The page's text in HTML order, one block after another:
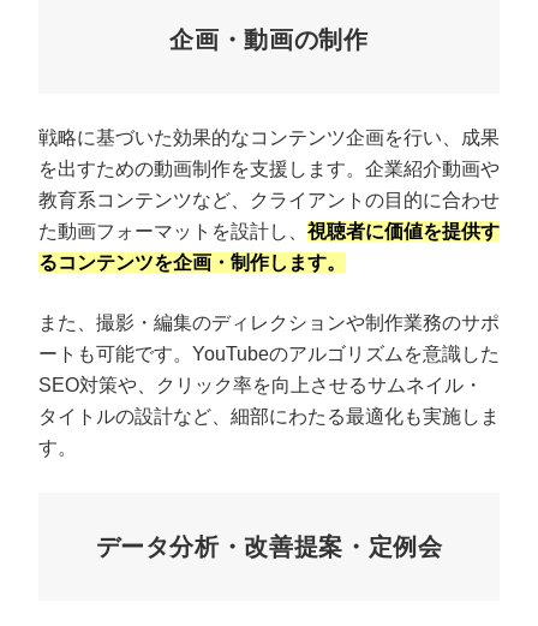
企画・動画の制作
戦略に基づいた効果的なコンテンツ企画を行い、成果
を出すための動画制作を支援します。企業紹介動画や
教育系コンテンツなど、クライアントの目的に合わせ
た動画フォーマットを設計し、 視聴者に価値を提供す
るコンテンツを企画・制作します。
また、撮影・編集のディレクションや制作業務のサポ
ートも可能です。YouTubeのアルゴリズムを意識した
SEO対策や、クリック率を向上させるサムネイル・
タイトルの設計など、細部にわたる最適化も実施しま
す。
データ分析・改善提案・定例会